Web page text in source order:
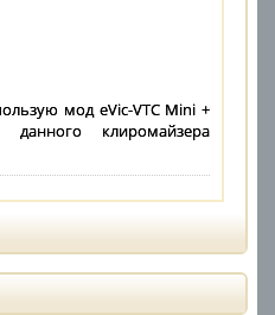
мод eVic-VTC Mini +
данного клиромайзера